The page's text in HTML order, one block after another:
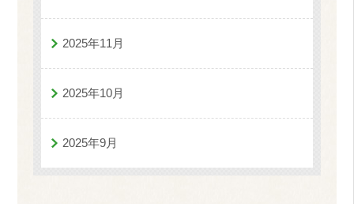
2025年11月
2025年10月
2025年9月